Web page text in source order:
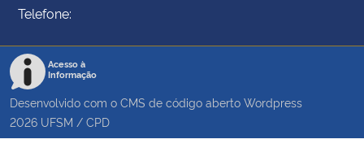
Telefone:
Acesso à
Informação
Desenvolvido com o CMS de código aberto Wordpress
2026 UFSM / CPD